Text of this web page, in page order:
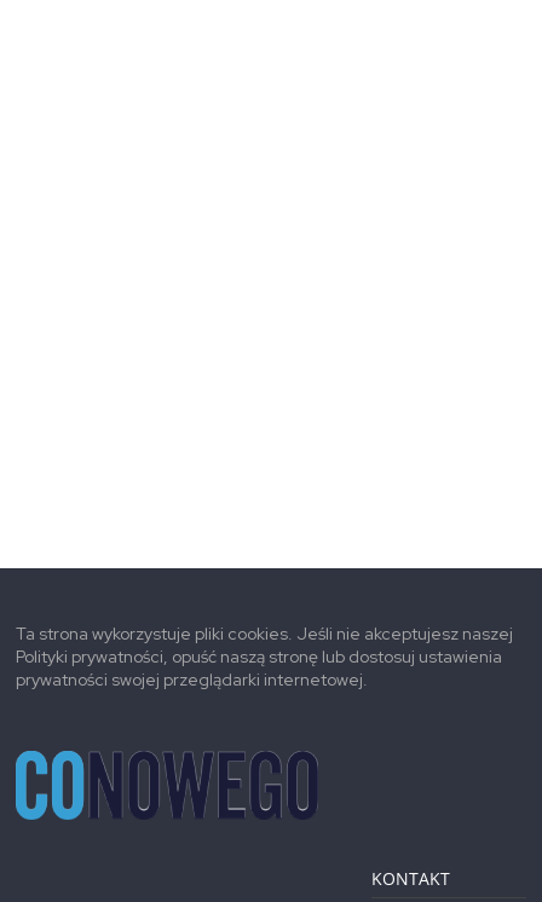
Ta strona wykorzystuje pliki cookies. Jeśli nie akceptujesz naszej
Polityki prywatności, opuść naszą stronę lub dostosuj ustawienia
prywatności swojej przeglądarki internetowej.
KONTAKT